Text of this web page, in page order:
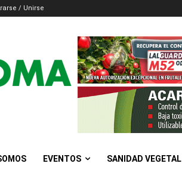
/ Unirse
EVENTOS SANIDAD VEGETAL